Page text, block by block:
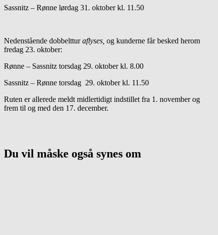
Sassnitz – Rønne lørdag 31. oktober kl. 11.50
Nedenstående dobbeltturaflyses, og kunderne får besked herom
fredag 23. oktober:
Rønne – Sassnitz torsdag 29. oktober kl. 8.00
Sassnitz – Rønne torsdag 29. oktober kl. 11.50
Ruten er allerede meldt midlertidigt indstillet fra 1. november og
frem til og med den 17. december.
Du vil måske også synes om